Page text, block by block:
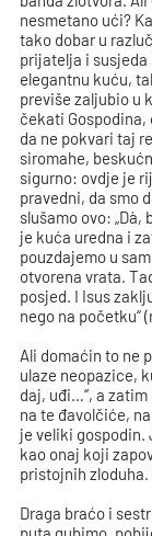
nesmetano ući?
tako dobar u
prijatelja i
elegantnu kuću,
previše zaljubio u
čekati
da ne pokvari taj
siromahe,
sigurno: ovdje je
pravedni, da smo
slušamo ovo:
je kuća uredna i
pouzdajemo u
otvorena vrata.
posjed. I Isus
nego na početku“
Ali domaćin to ne
ulaze neopazice,
daj, uđi…“, a
na te đavolčiće,
je veliki gospodin.
kao onaj koji
pristojnih
Draga braćo i